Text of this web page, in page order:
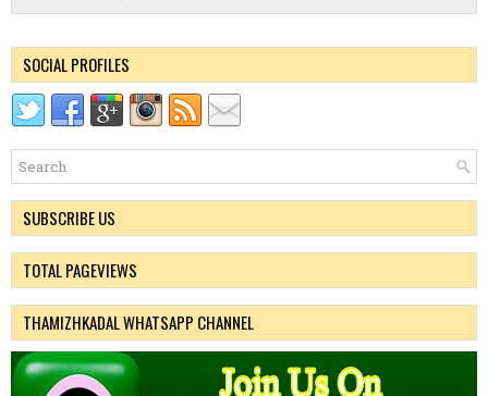
SOCIAL PROFILES
SUBSCRIBE US
TOTAL PAGEVIEWS
THAMIZHKADAL WHATSAPP CHANNEL